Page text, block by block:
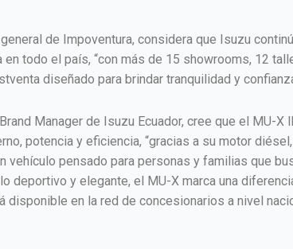
de Impoventura, considera que Isuzu
todo el país, “con más de 15 showrooms, 12
diseñado para brindar tranquilidad y
Manager de Isuzu Ecuador, cree que el MU-
potencia y eficiencia, “gracias a su motor
vehículo pensado para personas y familias que
deportivo y elegante, el MU-X marca una
disponible en la red de concesionarios a nivel